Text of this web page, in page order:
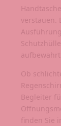
verstauen.
aufbewahrt.
Ob
Begleiter
finden Sie